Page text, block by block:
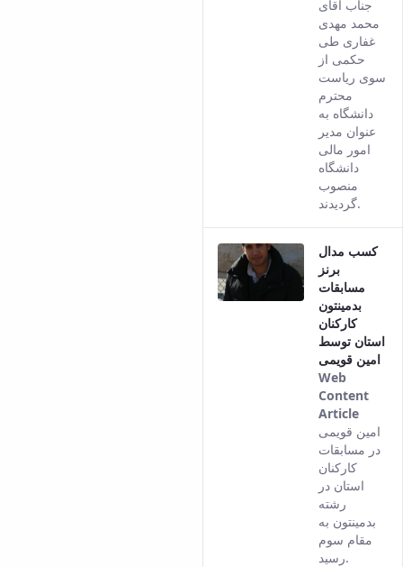
of this
جناب آقای
محمد مهدی
غفاری طی
حکمی از
سوی ریاست
محترم
دانشگاه به
عنوان مدیر
امور مالی
دانشگاه
منصوب
گردیدند.
کسب مدال
برنز
مسابقات
بدمینتون
کارکنان
استان توسط
امین قویمی
Web
Content
Article
This
result
comes
from
امین قویمی
در مسابقات
کارکنان
استان در
رشته
بدمینتون به
مقام سوم
رسید.